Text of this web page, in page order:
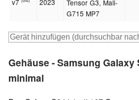
v7
2023
Tensor G3, Mali-
G715 MP7
Gehäuse - Samsung Galaxy
minimal